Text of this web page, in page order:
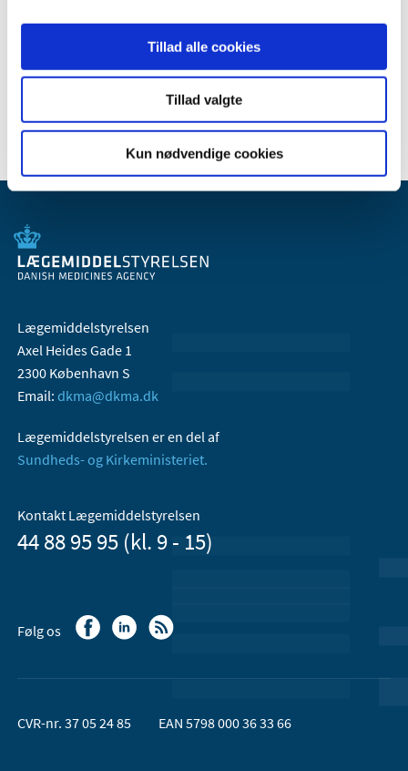
Tillad alle cookies
Tillad valgte
Kun nødvendige cookies
2008 (8)
2006 (9)
Lægemiddelstyrelsen
Axel Heides Gade 1
2300 København S
Email: dkma@dkma.dk
Lægemiddelstyrelsen er en del af
Sundheds- og Kirkeministeriet.
Kontakt Lægemiddelstyrelsen
44 88 95 95 (kl. 9 - 15)
Følg os
CVR-nr. 37 05 24 85 EAN 5798 000 36 33 66